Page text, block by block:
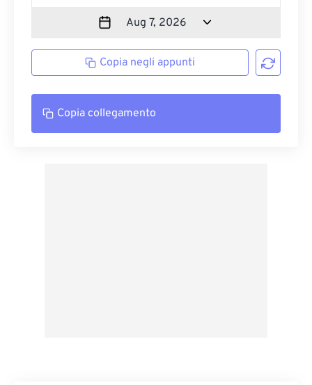
Copia negli appunti
Copia collegamento